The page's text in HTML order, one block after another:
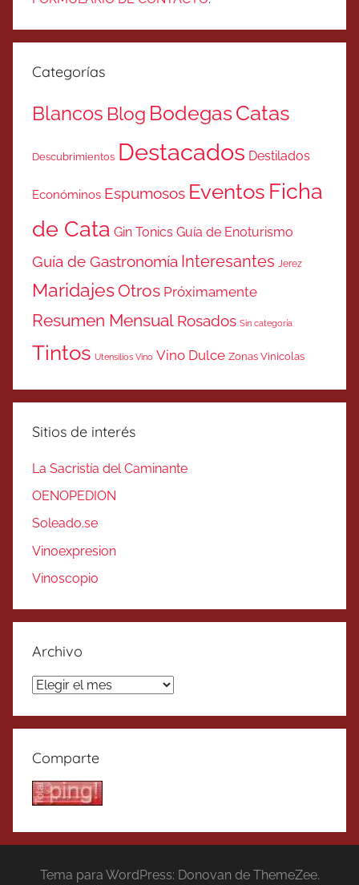
Categorías
Blancos Blog BodegasCatas
Descubrimientos Destacados Destilados
Económinos Espumosos Eventos Ficha
de Cata Gin Tonics Guía de Enoturismo
Guía de Gastronomía Interesantes Jerez
MaridajesOtros Próximamente
Resumen Mensual Rosados Sin categoría
Tintos Utensilios Vino Vino Dulce Zonas Vinicolas
Sitios de interés
La Sacristía del Caminante
OENOPEDION
Soleado.se
Vinoexpresion
Vinoscopio
Archivo
Archivo
Comparte
Tema para WordPress: Donovan de ThemeZee.